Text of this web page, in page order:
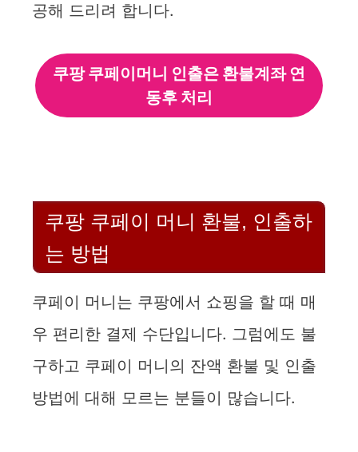
공해 드리려 합니다.
쿠팡 쿠페이머니 인출은 환불계좌 연
동후 처리
쿠팡 쿠페이 머니 환불, 인출하
는 방법
쿠페이 머니는 쿠팡에서 쇼핑을 할 때 매
우 편리한 결제 수단입니다. 그럼에도 불
구하고 쿠페이 머니의 잔액 환불 및 인출
방법에 대해 모르는 분들이 많습니다.